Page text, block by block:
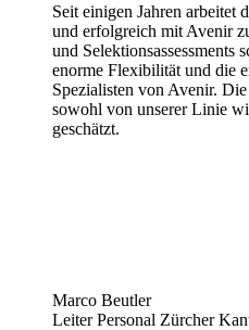
Seit einigen Jahren arbeitet
und erfolgreich mit Avenir
und
enorme Flexibilität und die
Spezialisten von Avenir.
sowohl von unserer Linie
geschätzt.
Marco Beutler
Leiter Personal Zürcher